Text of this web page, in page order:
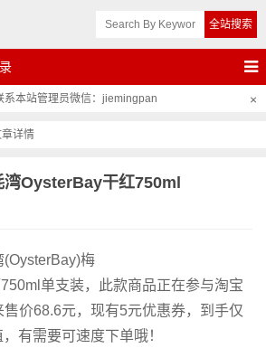
系本站管理员微信：jiemingpan ×
详情
湾OysterBay干红750ml
(OysterBay)梅
单支装，此款商品正在参与淘宝
价68.6元，现有5元优惠券，到手仅
有需要可速度下单哦！